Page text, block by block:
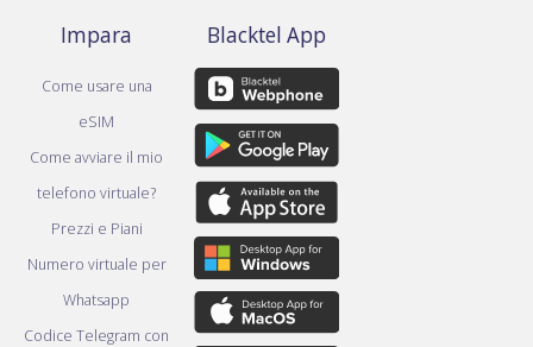
Impara
Come usare una
eSIM
Come avviare il mio
telefono virtuale?
Prezzi e Piani
Numero virtuale per
Whatsapp
Codice Telegram con
Blacktel App